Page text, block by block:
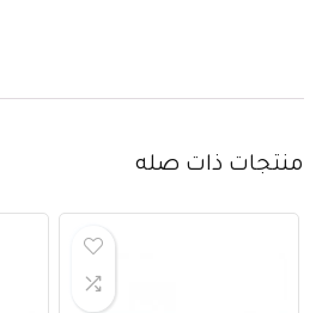
منتجات ذات صله